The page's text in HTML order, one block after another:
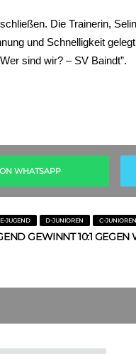
Die Trainerin,
und Schnelligkeit
sind wir? – SV Baindt”.
WHATSAPP
C-JUNIOREN
D-JUNIOREN
E-JUGEND
GEWINNT 10:1 GEGEN